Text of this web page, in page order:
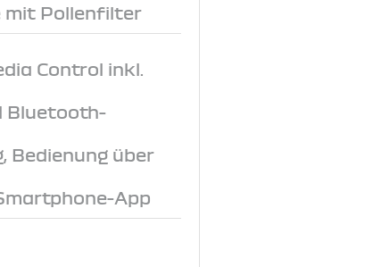
mit Pollenfilter
Control inkl.
Bluetooth-
Bedienung über
App